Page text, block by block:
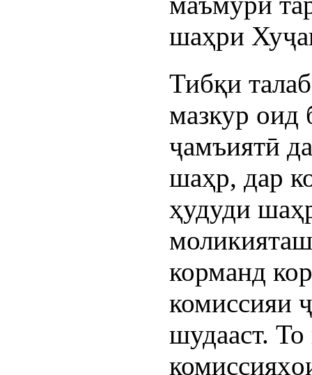
шаҳри
Тибқи
мазкур оид
ҷамъиятӣ
шаҳр, дар
ҳудуди
корманд
комиссияи
шудааст.